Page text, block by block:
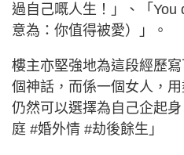
過自己嘅人生！」、「
意為：你值得被愛）」。
樓主亦堅強地為這段經歷
個神話，而係一個女人，
仍然可以選擇為自己企起
庭 #婚外情 #劫後餘生」